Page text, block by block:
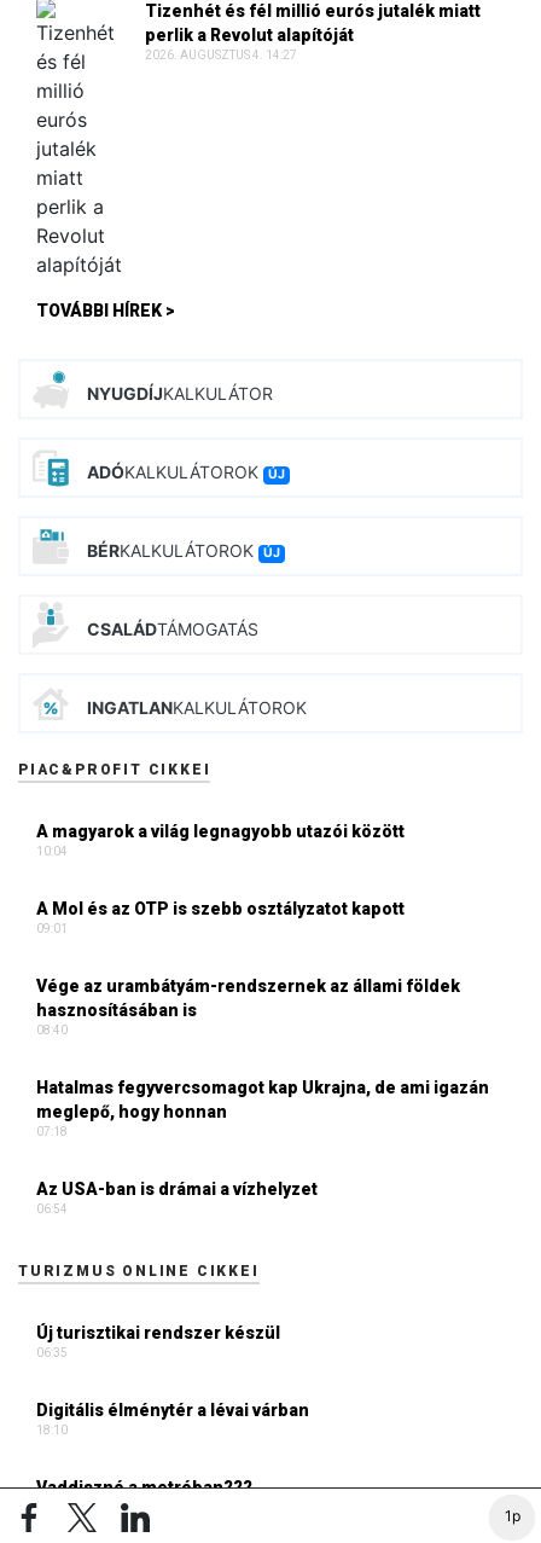
1p
Tizenhét és fél millió eurós jutalék miatt
perlik a Revolut alapítóját
2026. AUGUSZTUS 4. 14:27
TOVÁBBI HÍREK >
NYUGDÍJKALKULÁTOR
ADÓKALKULÁTOROK ÚJ
BÉRKALKULÁTOROK ÚJ
CSALÁDTÁMOGATÁS
INGATLANKALKULÁTOROK
PIAC&PROFIT CIKKEI
A magyarok a világ legnagyobb utazói között
10:04
A Mol és az OTP is szebb osztályzatot kapott
09:01
Vége az urambátyám-rendszernek az állami földek
hasznosításában is
08:40
Hatalmas fegyvercsomagot kap Ukrajna, de ami igazán
meglepő, hogy honnan
07:18
Az USA-ban is drámai a vízhelyzet
06:54
TURIZMUS ONLINE CIKKEI
Új turisztikai rendszer készül
06:35
Digitális élménytér a lévai várban
18:10
Vaddisznó a metróban???
17:37